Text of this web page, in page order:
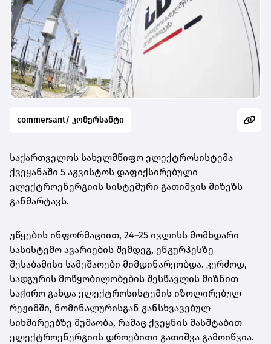
commersant/ კომერსანტი
საქართველოს სახელმწიფო ელექტროსისტემა
ქვეყანაში 5 აგვისტოს დაფიქსირებული
ელექტროენერგიის სისტემური გათიშვის მიზეზს
განმარტავს.
უწყების ინფორმაციით, 24–25 ივლისს მომხდარი
სასისტემო ავარიების შემდეგ, ენგურჰესზე
შესაბამისი სამუშაოები მიმდინარეობდა. კერძოდ,
სადგურის მოწყობილობების შესწავლის მიზნით
საჭირო გახდა ელექტროსისტემის იზოლირებულ
რეჟიმში, ნომინალურისგან განსხვავებულ
სიხშირეებზე მუშაობა, რამაც ქვეყნის მასშტაბით
ელექტროენერგიის დროებითი გათიშვა გამოიწვია.